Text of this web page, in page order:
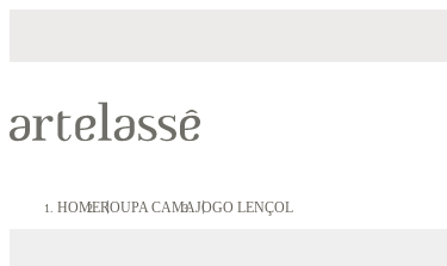
HOMEROUPA CAMAJOGO LENÇOL